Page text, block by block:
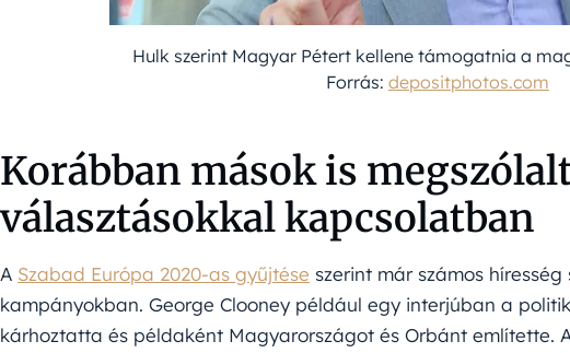
Hulk szerint Magyar Pétert kellene támogatnia a
Forrás: depositphotos.com
Korábban mások is
választásokkal kapcsolatban
A Szabad Európa 2020-as gyűjtése szerint már számos
kampányokban. George Clooney például egy interjúban a
kárhoztatta és példaként Magyarországot és Orbánt említette.